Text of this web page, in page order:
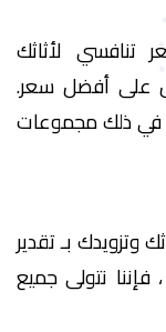
لأثاثك
على أفضل سعر.
في ذلك مجموعات
وتزويدك بـ تقدير
فإننا نتولى جميع